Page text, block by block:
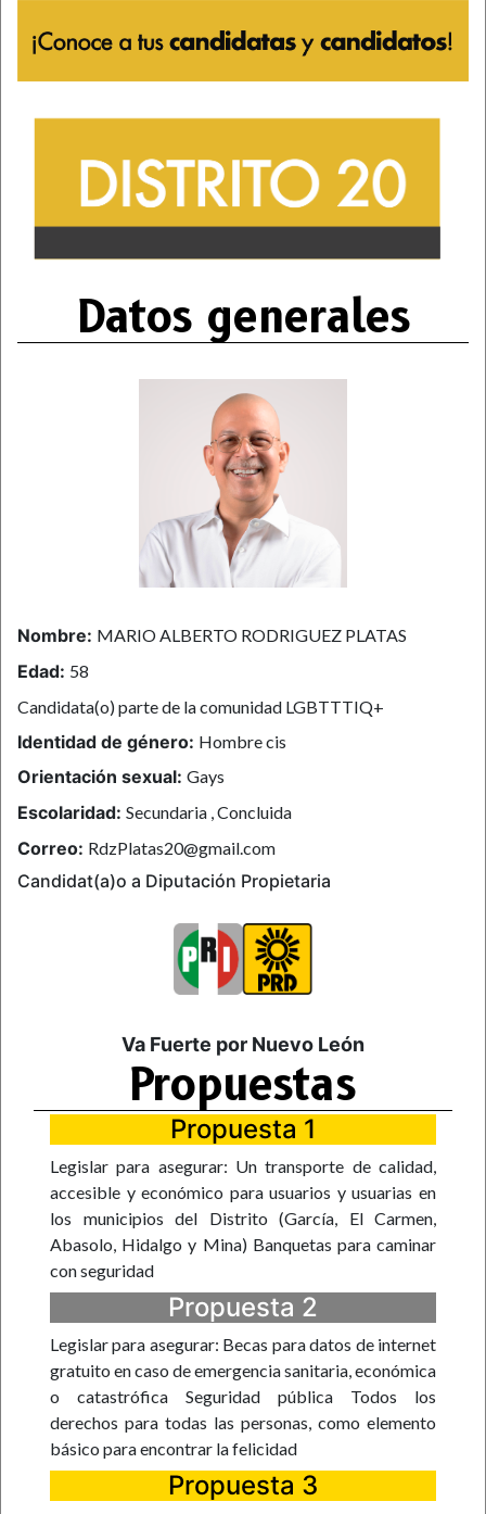
Datos generales
Nombre: MARIO ALBERTO RODRIGUEZ PLATAS
Edad: 58
Candidata(o) parte de la comunidad LGBTTTIQ+
Identidad de género: Hombre cis
Orientación sexual: Gays
Escolaridad: Secundaria , Concluida
Correo: RdzPlatas20@gmail.com
Candidat(a)o a Diputación Propietaria
Va Fuerte por Nuevo León
Propuestas
Propuesta 1
Legislar para asegurar: Un transporte de calidad,
accesible y económico para usuarios y usuarias en
los municipios del Distrito (García, El Carmen,
Abasolo, Hidalgo y Mina) Banquetas para caminar
con seguridad
Propuesta 2
Legislar para asegurar: Becas para datos de internet
gratuito en caso de emergencia sanitaria, económica
o catastrófica Seguridad pública Todos los
derechos para todas las personas, como elemento
básico para encontrar la felicidad
Propuesta 3